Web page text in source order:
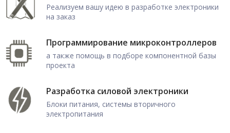
Реализуем вашу идею в разработке электроники
на заказ
Программирование микроконтроллеров
а также помощь в подборе компонентной базы
проекта
Разработка силовой электроники
Блоки питания, системы вторичного
электропитания